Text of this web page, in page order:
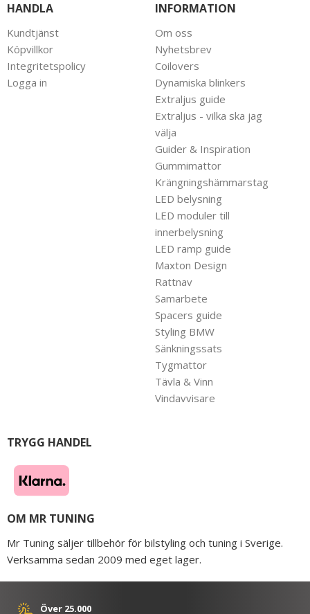
HANDLA
Kundtjänst
Köpvillkor
Integritetspolicy
Logga in
INFORMATION
Om oss
Nyhetsbrev
Coilovers
Dynamiska blinkers
Extraljus guide
Extraljus - vilka ska jag
välja
Guider & Inspiration
Gummimattor
Krängningshämmarstag
LED belysning
LED moduler till
innerbelysning
LED ramp guide
Maxton Design
Rattnav
Samarbete
Spacers guide
Styling BMW
Sänkningssats
Tygmattor
Tävla & Vinn
Vindavvisare
TRYGG HANDEL
OM MR TUNING
Mr Tuning säljer tillbehör för bilstyling och tuning i Sverige.
Verksamma sedan 2009 med eget lager.
Över 25.000